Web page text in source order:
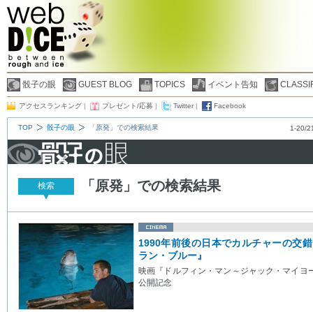
骰子の眼 GUEST BLOG TOPICS イベント告知
アクセスランキング | プレゼント/応募 | Twitter | Facebook
TOP 骰子の眼 「原発」での検索結果 1-20/
検索 「原発」での検索結果
1990年前後の日本でカルチャーの交
ラン・ブルー』
映画『ドルフィン・マン～ジャック・マイヨ
公開記念